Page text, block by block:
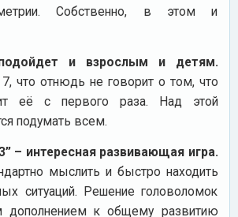
Собственно, в этом и
и взрослым и детям.
что отнюдь не говорит о том, что
её с первого раза. Над этой
подумать всем.
– интересная развивающая игра.
мыслить и быстро находить
ситуаций. Решение головоломок
дополнением к общему развитию